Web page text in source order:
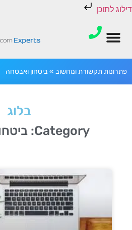
דילוג לתוכן
פתרונות תקשורת ומחשוב »ביטחון ואבטחה
בלוג
Category: ביטחון ואבטחה